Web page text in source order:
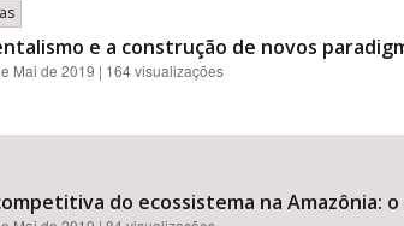
e a construção de novos
Mai de 2019 | 164 visualizações
do ecossistema na Amazônia: